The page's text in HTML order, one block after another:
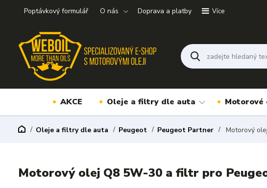
Poptávkový formulář O nás Doprava a platby Více
AKCE Oleje a filtry dle auta Motorové
Oleje a filtry dle auta Peugeot Peugeot Partner Motorový
Motorový olej Q8 5W-30 a filtr pro